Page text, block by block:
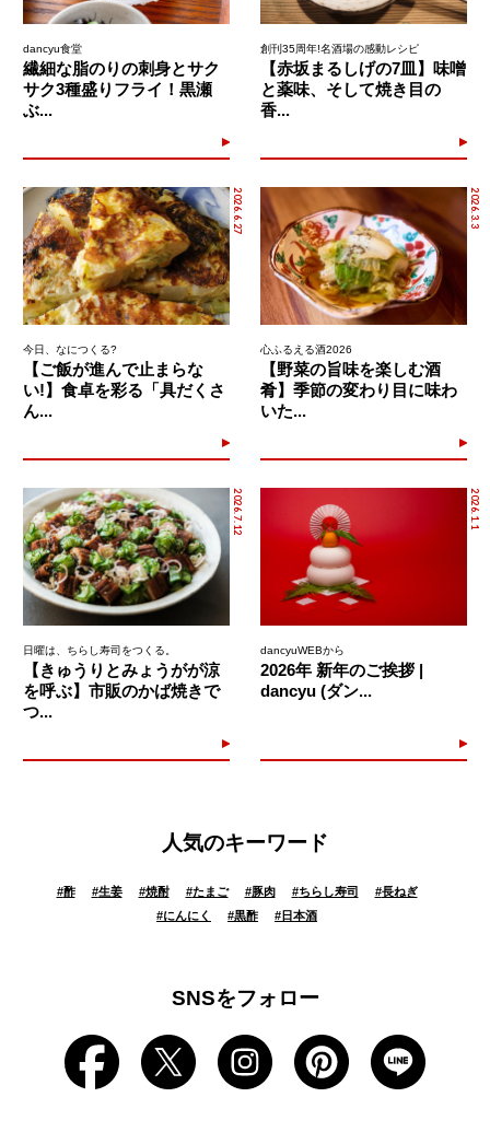
dancyu食堂
繊細な脂のりの刺身とサク
サク3種盛りフライ！黒瀬
ぶ...
創刊35周年!名酒場の感動レシピ
【赤坂まるしげの7皿】味噌
と薬味、そして焼き目の
香...
2026.6.27
今日、なにつくる?
【ご飯が進んで止まらな
い!】食卓を彩る「具だくさ
ん...
2026.3.3
心ふるえる酒2026
【野菜の旨味を楽しむ酒
肴】季節の変わり目に味わ
いた...
2026.7.12
日曜は、ちらし寿司をつくる。
【きゅうりとみょうがが涼
を呼ぶ】市販のかば焼きで
つ...
2026.1.1
dancyuWEBから
2026年 新年のご挨拶 |
dancyu (ダン...
人気のキーワード
#酢 #生姜 #焼酎 #たまご #豚肉 #ちらし寿司 #長ねぎ
#にんにく #黒酢 # 日本酒
SNSをフォロー